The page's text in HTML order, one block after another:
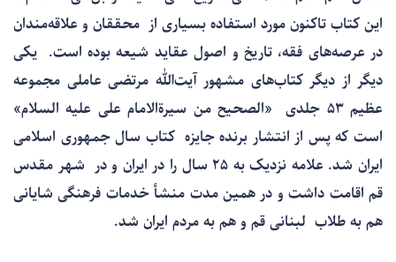
این کتاب تاکنون مورد استفاده بسیاری از محققان و علاقه‌مندان
در عرصه‌های فقه، تاریخ و اصول عقاید شیعه بوده است. یکی
دیگر از دیگر کتاب‌های مشهور آیت‌الله مرتضی عاملی مجموعه
عظیم ۵۳ جلدی «الصحیح من سیرةالامام علی علیه السلام»
است که پس از انتشار برنده جایزه کتاب سال جمهوری اسلامی
ایران شد. علامه نزدیک به ۲۵ سال را در ایران و در شهر مقدس
قم اقامت داشت و در همین مدت منشأ خدمات فرهنگی شایانی
هم به طلاب لبنانی قم و هم به مردم ایران شد.